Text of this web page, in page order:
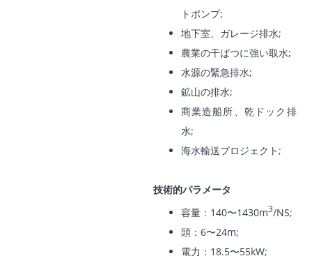
トポンプ;
地下室、ガレージ排水;
農業の干ばつに強い取水;
水源の緊急排水;
鉱山の排水;
商業造船所、乾ドック排
水;
海水輸送プロジェクト;
技術的パラメータ
容量：140〜1430m3/NS;
頭：6〜24m;
電力：18.5〜55kW;